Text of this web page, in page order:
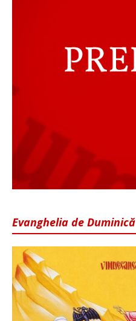
Evanghelia de Duminică